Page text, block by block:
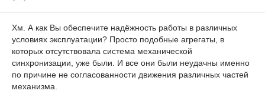
Хм. А как Вы обеспечите надёжность работы в различных
условиях эксплуатации? Просто подобные агрегаты, в
которых отсутствовала система механической
синхронизации, уже были. И все они были неудачны именно
по причине не согласованности движения различных частей
механизма.